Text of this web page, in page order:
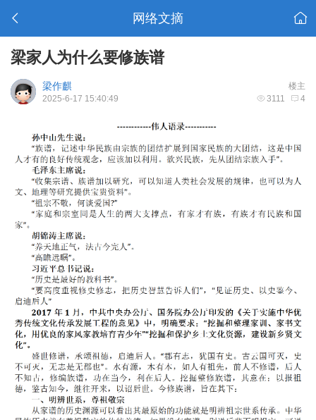
网络文摘
梁家人为什么要修族谱
楼主
梁作麒
3111 4
2025-6-17 15:40:49